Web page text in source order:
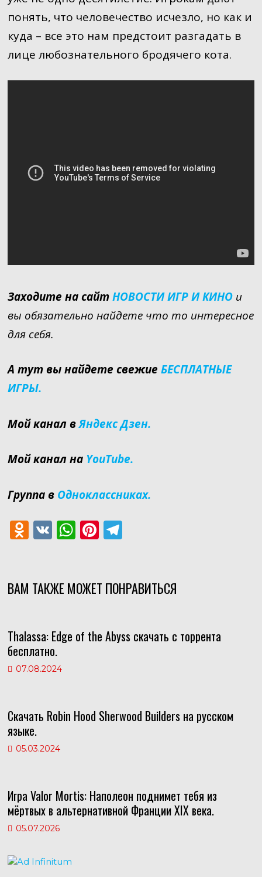
понять, что человечество исчезло, но как и
куда – все это нам предстоит разгадать в
лице любознательного бродячего кота.
Заходите на сайт НОВОСТИ ИГР И КИНО и
вы обязательно найдете что то интересное
для себя.
А тут вы найдете свежие БЕСПЛАТНЫЕ
ИГРЫ.
Мой канал вЯндекс Дзен.
Мой канал на YouTube.
Группа в Одноклассниках.
O
o
s
ni
ki
V W
s
p
Pi
e
T
gr
ВАМ ТАКЖЕ МОЖЕТ ПОНРАВИТЬСЯ
Thalassa: Edge of the Abyss скачать с торрента
бесплатно.
07.08.2024
Скачать Robin Hood Sherwood Builders на русском
языке.
05.03.2024
Игра Valor Mortis: Наполеон поднимет тебя из
мёртвых в альтернативной Франции XIX века.
05.07.2026